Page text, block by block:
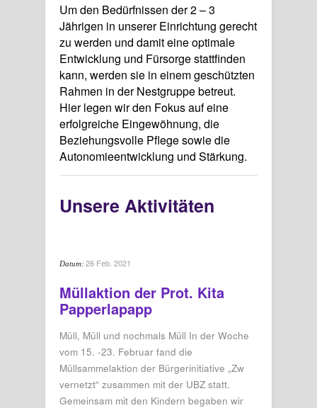
Um den Bedürfnissen der 2 – 3
Jährigen in unserer Einrichtung gerecht
zu werden und damit eine optimale
Entwicklung und Fürsorge stattfinden
kann, werden sie in einem geschützten
Rahmen in der Nestgruppe betreut.
Hier legen wir den Fokus auf eine
erfolgreiche Eingewöhnung, die
Beziehungsvolle Pflege sowie die
Autonomieentwicklung und Stärkung.
Unsere Aktivitäten
Datum: 26 Feb. 2021
Müllaktion der Prot. Kita
Papperlapapp
Müll, Müll und nochmals Müll In der Woche
vom 15. -23. Februar fand die
Müllsammelaktion der Bürgerinitiative „Zw
vernetzt“ zusammen mit der UBZ statt.
Gemeinsam mit den Kindern begaben wir